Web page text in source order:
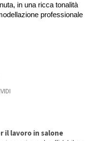
in una ricca tonalità
professionale
il lavoro in salone